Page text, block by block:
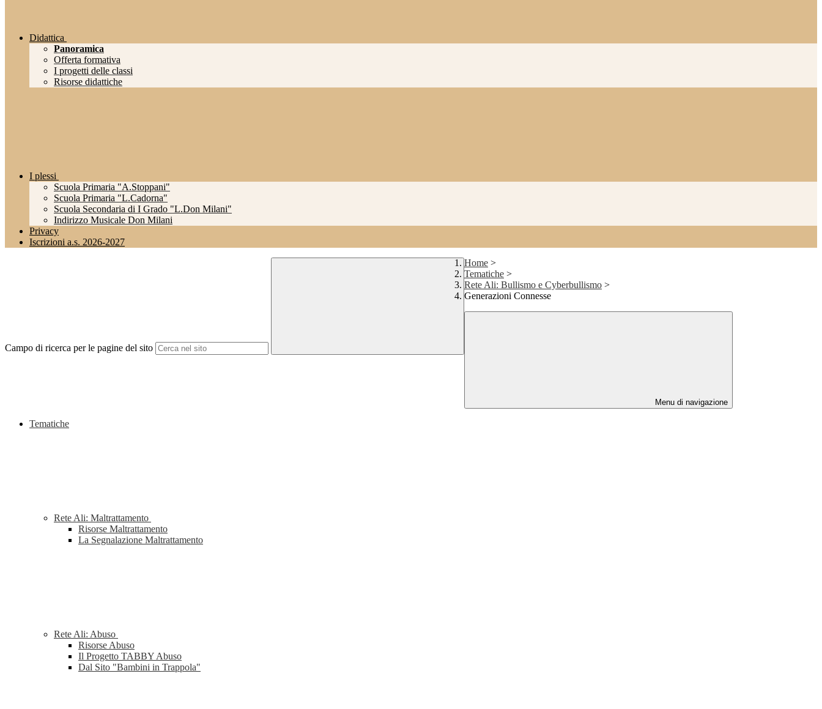
Didattica
Panoramica
Offerta formativa
I progetti delle classi
Risorse didattiche
I plessi
Scuola Primaria "A.Stoppani"
Scuola Primaria "L.Cadorna"
Scuola Secondaria di I Grado "L.Don Milani"
Indirizzo Musicale Don Milani
Privacy
Iscrizioni a.s. 2026-2027
Campo di ricerca per le pagine del sito
Home >
Tematiche >
Rete Ali: Bullismo e Cyberbullismo >
Generazioni Connesse
Menu di navigazione
Tematiche
Rete Ali: Maltrattamento
Risorse Maltrattamento
La Segnalazione Maltrattamento
Rete Ali: Abuso
Risorse Abuso
Il Progetto TABBY Abuso
Dal Sito "Bambini in Trappola"